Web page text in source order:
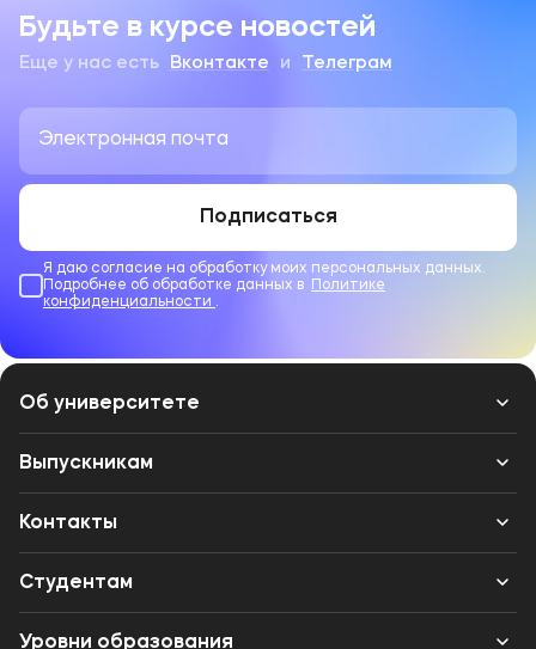
Будьте в курсе новостей
Еще у нас есть Вконтакте и Телеграм
Подписаться
Я даю согласие на обработку моих персональных данных.
Подробнее об обработке данных в
Политике
конфиденциальности .
Об университете
Лицензии и документы
Структура
Студентам
Вход в личный кабинет
Выпускникам
Выпускникам
Уровни образования
Контакты
Банковские реквизиты